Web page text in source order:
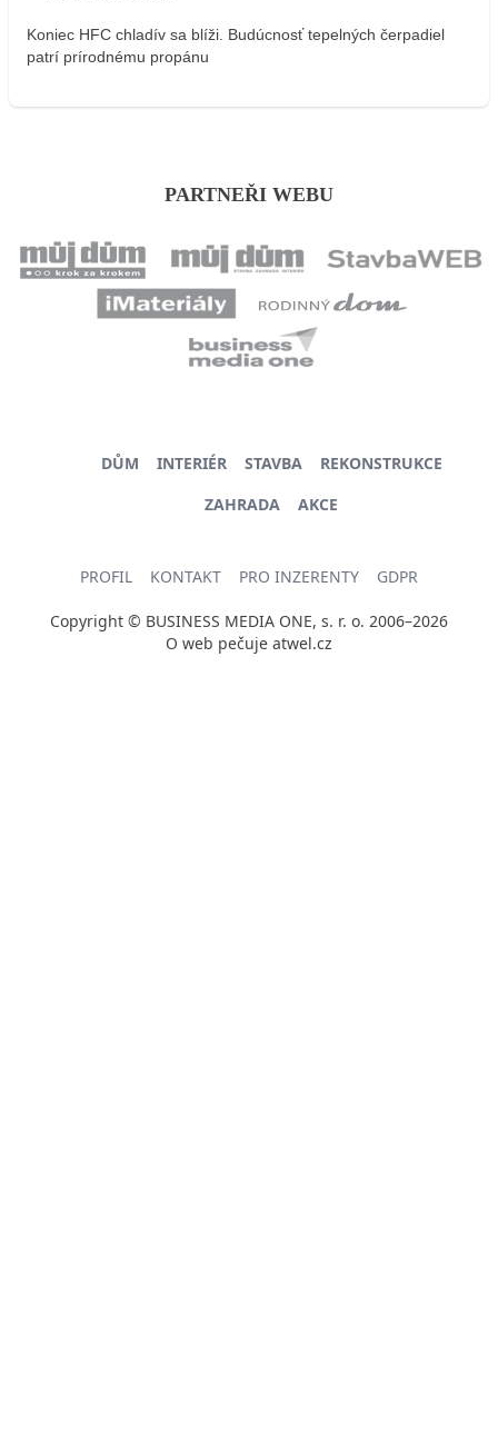
Koniec HFC chladív sa blíži. Budúcnosť tepelných čerpadiel
patrí prírodnému propánu
PARTNEŘI WEBU
DŮM INTERIÉR STAVBA
REKONSTRUKCE
ZAHRADA
AKCE
PROFIL KONTAKT PRO INZERENTY GDPR
Copyright © BUSINESS MEDIA ONE, s. r. o. 2006–2026